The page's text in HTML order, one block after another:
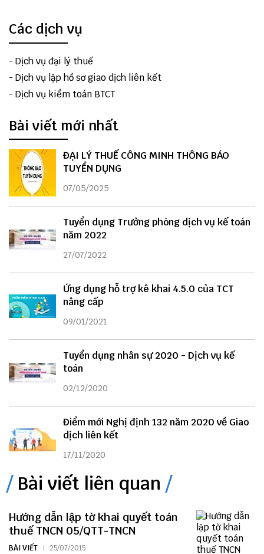
Các dịch vụ
- Dịch vụ đại lý thuế
- Dịch vụ lập hồ sơ giao dịch liên kết
- Dịch vụ kiểm toán BTCT
Bài viết mới nhất
ĐẠI LÝ THUẾ CÔNG MINH THÔNG BÁO
TUYỂN DỤNG
07/05/2025
Tuyển dụng Trưởng phòng dịch vụ kế toán
năm 2022
27/07/2022
Ứng dụng hỗ trợ kê khai 4.5.0 của TCT
nâng cấp
09/01/2021
Tuyển dụng nhân sự 2020 - Dịch vụ kế
toán
02/12/2020
Điểm mới Nghị định 132 năm 2020 về Giao
dịch liên kết
17/11/2020
Bài viết liên quan
Hướng dẫn lập tờ khai quyết toán
thuế TNCN 05/QTT-TNCN
BÀI VIẾT 25/07/2015